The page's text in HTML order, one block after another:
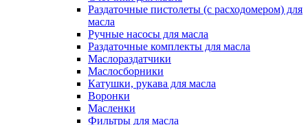
Раздаточные пистолеты (с расходомером) для
масла
Ручные насосы для масла
Раздаточные комплекты для масла
Маслораздатчики
Маслосборники
Катушки, рукава для масла
Воронки
Масленки
Фильтры для масла